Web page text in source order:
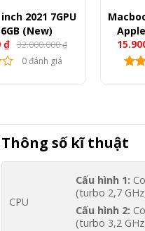
2021 7GPU
(New)
₫ 32.000.000₫
0 đánh giá
Thông số kĩ thuật
CPU
Cấu hình 1:
(turbo 2,7
Cấu hình 2:
(turbo 3,2